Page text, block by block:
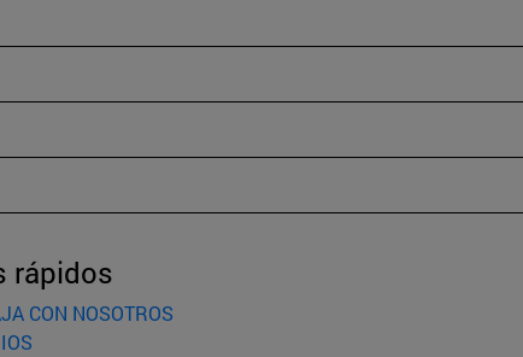
rápidos
CON NOSOTROS